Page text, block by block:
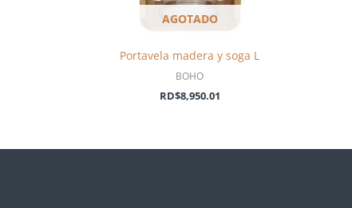
AGOTADO
Portavela madera y soga L
BOHO
RD$8,950.01